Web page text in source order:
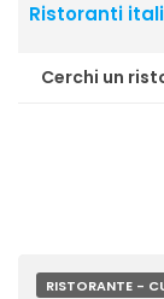
Ristoranti
Cerchi un
RISTORANTE -